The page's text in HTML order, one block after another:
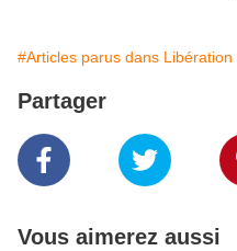
#Articles parus dans Libération
Partager
Vous aimerez aussi